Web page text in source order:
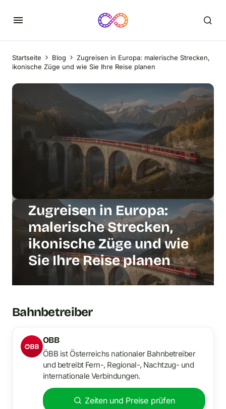
Startseite Blog
Zugreisen in Europa: malerische Strecken,
ikonische Züge und wie Sie Ihre Reise planen
Zugreisen in Europa:
malerische Strecken,
ikonische Züge und wie
Sie Ihre Reise planen
Bahnbetreiber
OBB
ÖBB ist Österreichs nationaler Bahnbetreiber
und betreibt Fern-, Regional-, Nachtzug- und
internationale Verbindungen.
Zeiten und Preise prüfen